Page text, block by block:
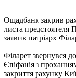
Ощадбанк закрив
листа предстоятеля
заявив патріарх
Філарет звернувся
Єпіфанія з
закриття рахунку